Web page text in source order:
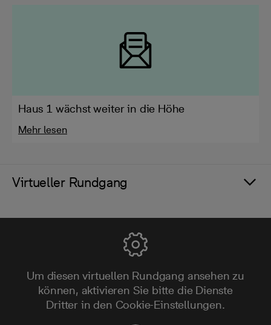
Haus 1 wächst weiter in die Höhe
Mehr lesen
Virtueller Rundgang
Um diesen virtuellen Rundgang ansehen zu
können, aktivieren Sie bitte die Dienste
Dritter in den Cookie-Einstellungen.